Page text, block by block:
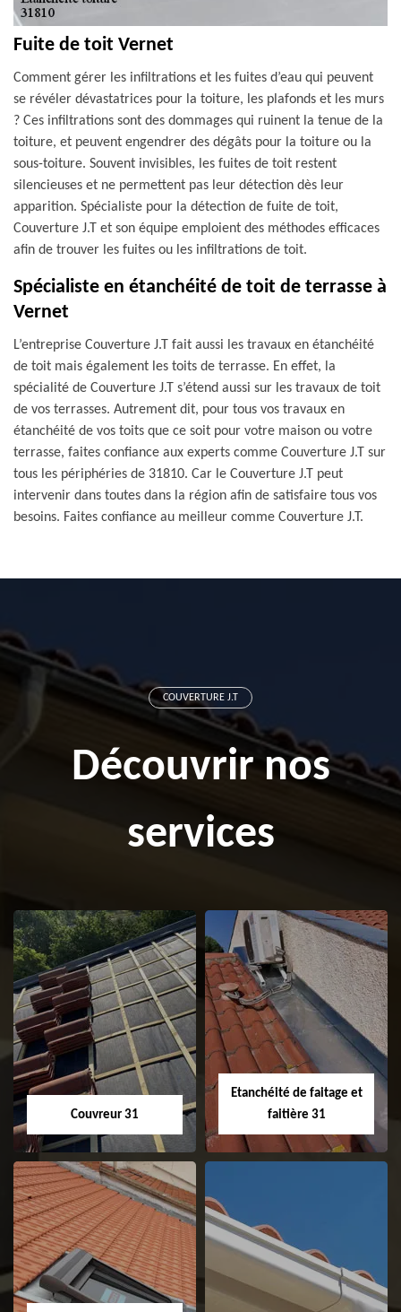
Fuite de toit Vernet
Comment gérer les infiltrations et les fuites d’eau qui peuvent
se révéler dévastatrices pour la toiture, les plafonds et les murs
? Ces infiltrations sont des dommages qui ruinent la tenue de la
toiture, et peuvent engendrer des dégâts pour la toiture ou la
sous-toiture. Souvent invisibles, les fuites de toit restent
silencieuses et ne permettent pas leur détection dès leur
apparition. Spécialiste pour la détection de fuite de toit,
Couverture J.T et son équipe emploient des méthodes efficaces
afin de trouver les fuites ou les infiltrations de toit.
Spécialiste en étanchéité de toit de terrasse à
Vernet
L’entreprise Couverture J.T fait aussi les travaux en étanchéité
de toit mais également les toits de terrasse. En effet, la
spécialité de Couverture J.T s’étend aussi sur les travaux de toit
de vos terrasses. Autrement dit, pour tous vos travaux en
étanchéité de vos toits que ce soit pour votre maison ou votre
terrasse, faites confiance aux experts comme Couverture J.T sur
tous les périphéries de 31810. Car le Couverture J.T peut
intervenir dans toutes dans la région afin de satisfaire tous vos
besoins. Faites confiance au meilleur comme Couverture J.T.
COUVERTURE J.T
Découvrir nos
services
Couvreur 31
Couvreur 31
Etanchéité de faitage et
faitière 31
Etanchéité de
faitage et faitière
31